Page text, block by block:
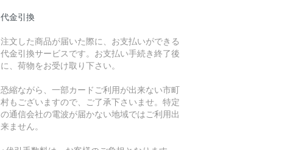
代金引換
注文した商品が届いた際に、お支払いができる
代金引換サービスです。お支払い手続き終了後
に、荷物をお受け取り下さい。
恐縮ながら、一部カードご利用が出来ない市町
村もございますので、ご了承下さいませ。特定
の通信会社の電波が届かない地域ではご利用出
来ません。